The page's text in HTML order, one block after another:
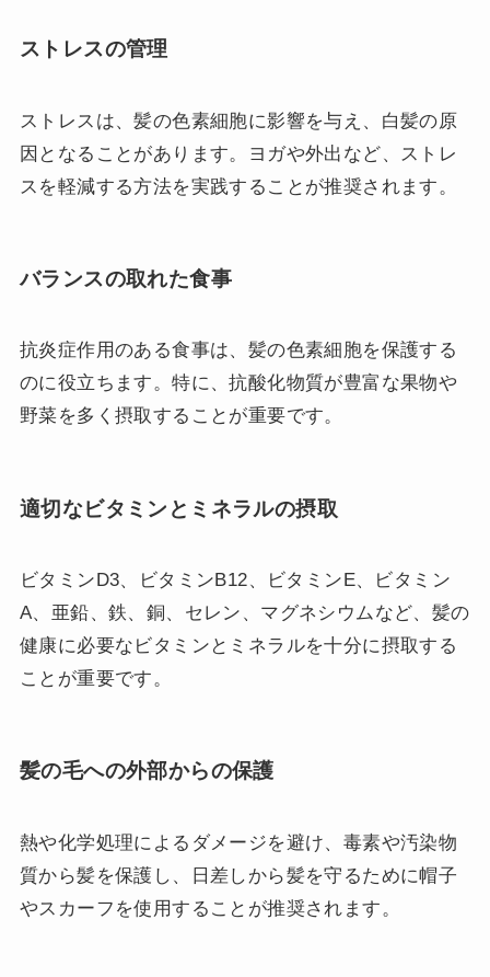
ストレスの管理
ストレスは、髪の色素細胞に影響を与え、白髪の原
因となることがあります。ヨガや外出など、ストレ
スを軽減する方法を実践することが推奨されます。
バランスの取れた食事
抗炎症作用のある食事は、髪の色素細胞を保護する
のに役立ちます。特に、抗酸化物質が豊富な果物や
野菜を多く摂取することが重要です。
適切なビタミンとミネラルの摂取
ビタミンD3、ビタミンB12、ビタミンE、ビタミン
A、亜鉛、鉄、銅、セレン、マグネシウムなど、髪の
健康に必要なビタミンとミネラルを十分に摂取する
ことが重要です。
髪の毛への外部からの保護
熱や化学処理によるダメージを避け、毒素や汚染物
質から髪を保護し、日差しから髪を守るために帽子
やスカーフを使用することが推奨されます。